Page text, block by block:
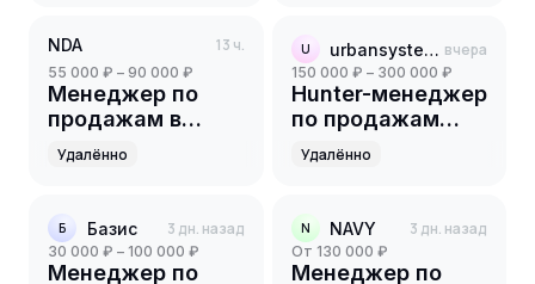
NDA 13 ч.
55 000 ₽ – 90 000 ₽
Менеджер по
продажам в
онлайн школу
Удалённо
U urbansystems вчера
150 000 ₽ – 300 000 ₽
Hunter-менеджер
по продажам
B2C/B2B
Удалённо
Б Базис 3 дн. назад
30 000 ₽ – 100 000 ₽
Менеджер по
N NAVY 3 дн. назад
от 130 000 ₽
Менеджер по